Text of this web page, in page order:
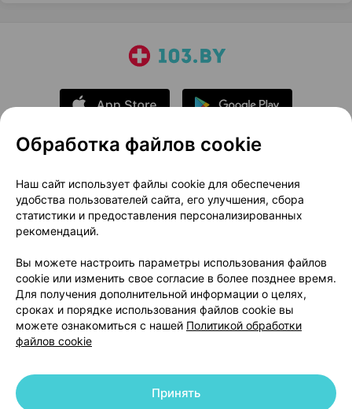
О проекте
Новости проекта
Размещение рекламы
Медицинский маркетинг
Публичный договор
Доставка
Способы оплаты
Вакансии
Партнеры
Написать руководителю 103.by
Написать в поддержку
Персональные настройки Cookie
Обработка файлов cookie
Наш сайт использует файлы cookie для обеспечения
удобства пользователей сайта, его улучшения, сбора
статистики и предоставления персонализированных
рекомендаций.
Вы можете настроить параметры использования файлов
cookie или изменить свое согласие в более позднее время.
Для получения дополнительной информации о целях,
сроках и порядке использования файлов cookie вы
можете ознакомиться с нашей Политикой обработки
файлов cookie
Принять